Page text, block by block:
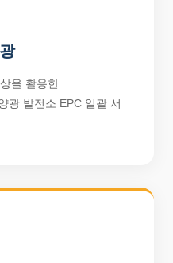
을 활용한
광 발전소 EPC 일괄 서